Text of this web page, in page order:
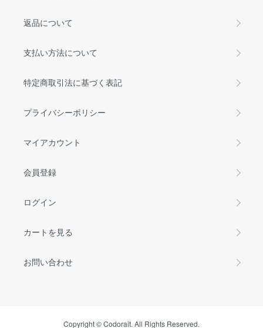
返品について
支払い方法について
特定商取引法に基づく表記
プライバシーポリシー
マイアカウント
会員登録
ログイン
カートを見る
お問い合わせ
Copyright © Codorait. All Rights Reserved.